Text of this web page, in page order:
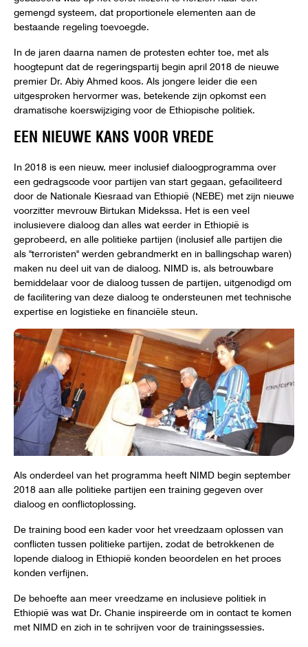
gemengd systeem, dat proportionele elementen aan de
bestaande regeling toevoegde.
In de jaren daarna namen de protesten echter toe, met als
hoogtepunt dat de regeringspartij begin april 2018 de nieuwe
premier Dr. Abiy Ahmed koos. Als jongere leider die een
uitgesproken hervormer was, betekende zijn opkomst een
dramatische koerswijziging voor de Ethiopische politiek.
EEN NIEUWE KANS VOOR VREDE
In 2018 is een nieuw, meer inclusief dialoogprogramma over
een gedragscode voor partijen van start gegaan, gefaciliteerd
door de Nationale Kiesraad van Ethiopië (NEBE) met zijn nieuwe
voorzitter mevrouw Birtukan Midekssa. Het is een veel
inclusievere dialoog dan alles wat eerder in Ethiopië is
geprobeerd, en alle politieke partijen (inclusief alle partijen die
als "terroristen" werden gebrandmerkt en in ballingschap waren)
maken nu deel uit van de dialoog. NIMD is, als betrouwbare
bemiddelaar voor de dialoog tussen de partijen, uitgenodigd om
de facilitering van deze dialoog te ondersteunen met technische
expertise en logistieke en financiële steun.
Als onderdeel van het programma heeft NIMD begin september
2018 aan alle politieke partijen een training gegeven over
dialoog en conflictoplossing.
De training bood een kader voor het vreedzaam oplossen van
conflicten tussen politieke partijen, zodat de betrokkenen de
lopende dialoog in Ethiopië konden beoordelen en het proces
konden verfijnen.
De behoefte aan meer vreedzame en inclusieve politiek in
Ethiopië was wat Dr. Chanie inspireerde om in contact te komen
met NIMD en zich in te schrijven voor de trainingssessies.